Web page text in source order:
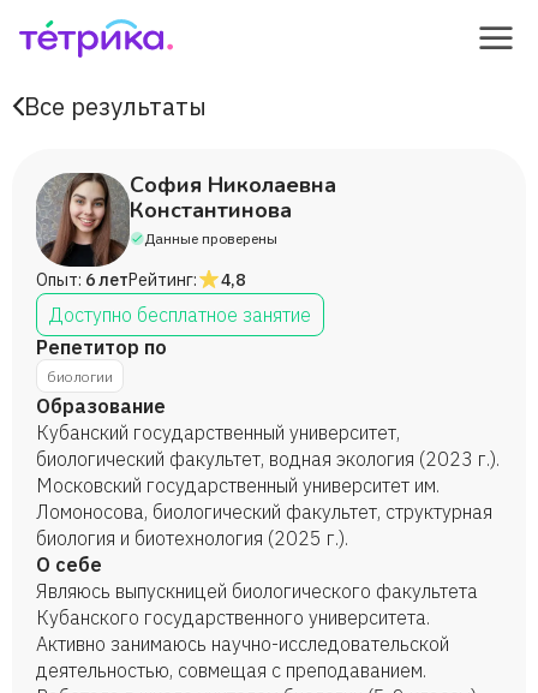
Все результаты
София Николаевна
Константинова
Данные проверены
Опыт: 6 летРейтинг: 4,8
Доступно бесплатное занятие
Репетитор по
биологии
Образование
Кубанский государственный университет,
биологический факультет, водная экология (2023 г.).
Московский государственный университет им.
Ломоносова, биологический факультет, структурная
биология и биотехнология (2025 г.).
О себе
Являюсь выпускницей биологического факультета
Кубанского государственного университета.
Активно занимаюсь научно-исследовательской
деятельностью, совмещая с преподаванием.